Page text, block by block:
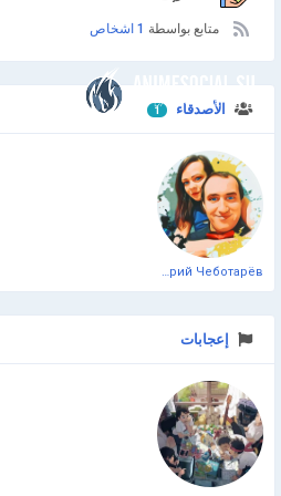
متابع بواسطة 1 اشخاص
الأصدقاء 1
إعجابات